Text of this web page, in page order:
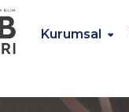
Kurumsal